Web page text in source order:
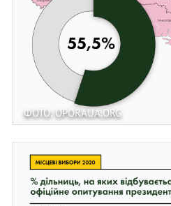
ФОТО: OPORAUA.ORG